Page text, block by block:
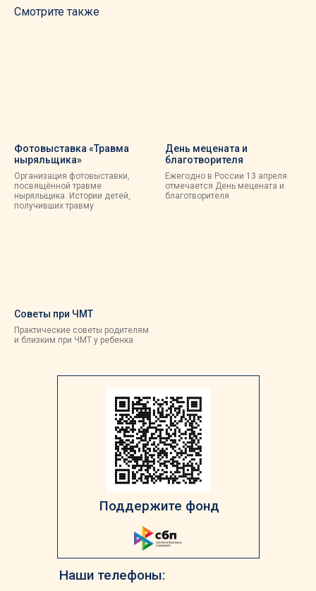
Смотрите также
Фотовыставка «Травма
ныряльщика»
Организация фотовыставки,
посвящённой травме
ныряльщика. Истории детей,
получивших травму
День мецената и
благотворителя
Ежегодно в России 13 апреля
отмечается День мецената и
благотворителя
Советы при ЧМТ
Практические советы родителям
и близким при ЧМТ у ребенка
Наши телефоны:
Поддержите фонд